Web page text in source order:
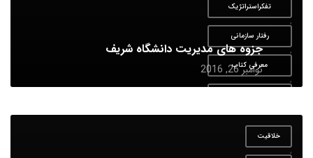
تفکراستراتژیک
,
رفتار سازمانی
,
معرفی کتاب
,
نوآوری
جزوه های مدیریت دانشگاه شریف
نوامبر 26, 2016
خلاقیت
,